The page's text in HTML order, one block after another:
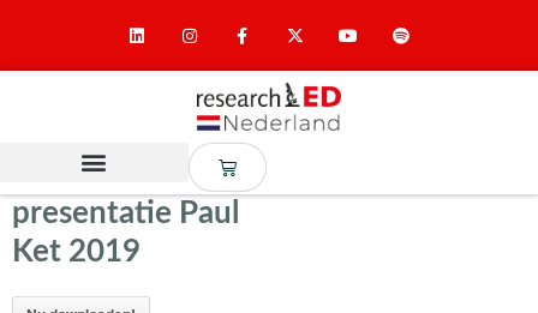
presentatie Paul
Ket 2019